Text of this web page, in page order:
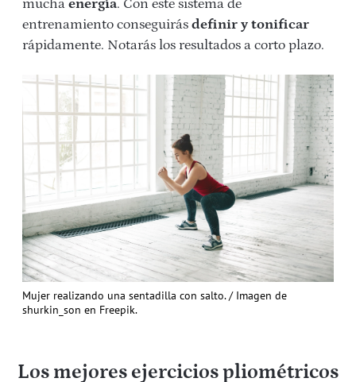
mucha energía. Con este sistema de
entrenamiento conseguirás definir y tonificar
rápidamente. Notarás los resultados a corto plazo.
Mujer realizando una sentadilla con salto. / Imagen de
shurkin_son en Freepik.
Los mejores ejercicios pliométricos